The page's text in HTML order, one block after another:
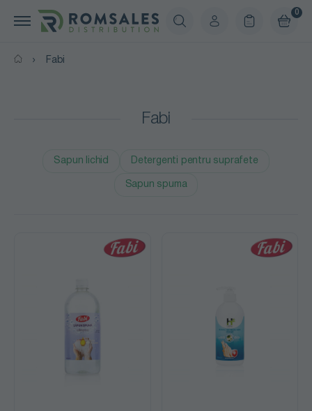
0
Fabi
Fabi
Sapun lichid Detergenti pentru suprafete
Sapun spuma